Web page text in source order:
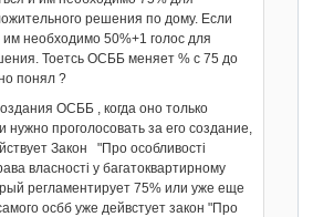
решения по дому. Если
необходимо 50%+1 голос для
Тоетсь ОСББ меняет % с 75 до
понял ?
ОСББ , когда оно только
нужно проголосовать за его создание,
Закон "Про особливості
власності у багатоквартирному
регламентирует 75% или уже еще
осбб уже дейвстует закон "Про